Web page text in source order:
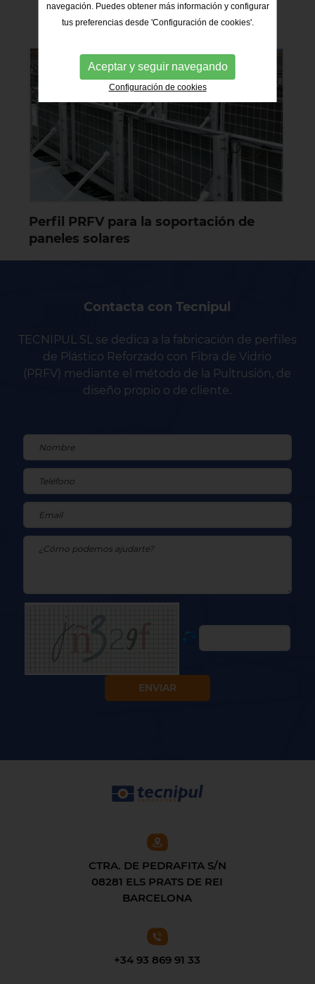
Proyectos relacionados
Perfil PRFV para la soportación de
paneles solares
Contacta con Tecnipul
TECNIPUL SL se dedica a la fabricación de perfiles
de Plástico Reforzado con Fibra de Vidrio
(PRFV) mediante el método de la Pultrusión, de
diseño propio o de cliente.
CTRA. DE PEDRAFITA S/N
08281 ELS PRATS DE REI
BARCELONA
+34 93 869 91 33
navegación. Puedes obtener más información y configurar
tus preferencias desde 'Configuración de cookies'.
Aceptar y seguir navegando
Configuración de cookies